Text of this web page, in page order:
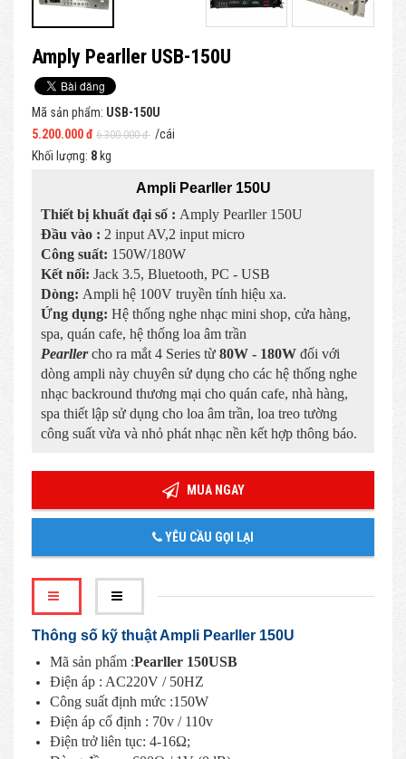
Amply Pearller USB-150U
Mã sản phẩm: USB-150U
5.200.000 đ 6.300.000 đ /cái
Khối lượng: 8kg
Ampli Pearller 150U
Thiết bị khuất đại số : Amply Pearller 150U
Đầu vào : 2 input AV,2 input micro
Công suất: 150W/180W
Kết nối: Jack 3.5, Bluetooth, PC - USB
Dòng: Ampli hệ 100V truyền tính hiệu xa.
Ứng dụng: Hệ thống nghe nhạc mini shop, cửa hàng,
spa, quán cafe, hệ thống loa âm trần
Pearllercho ra mắt 4 Series từ 80W - 180W đối với
dòng ampli này chuyên sử dụng cho các hệ thống nghe
nhạc backround thương mại cho quán cafe, nhà hàng,
spa thiết lập sử dụng cho loa âm trần, loa treo tường
công suất vừa và nhỏ phát nhạc nền kết hợp thông báo.
MUA NGAY
YÊU CẦU GỌI LẠI
Thông số kỹ thuật Ampli Pearller 150U
Mã sản phẩm :Pearller 150USB
Điện áp : AC220V / 50HZ
Công suất định mức :150W
Điện áp cố định : 70v / 110v
Điện trở liên tục: 4-16Ω;